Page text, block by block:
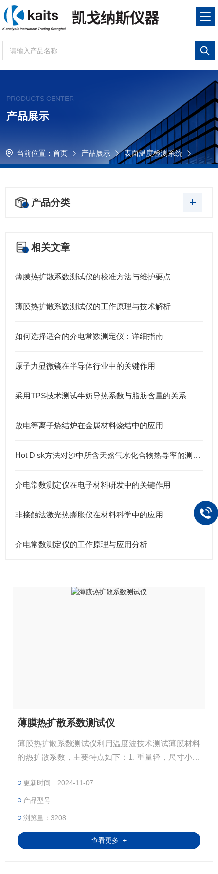
PRODUCTS CENTER
产品展示
当前位置： 首页 产品展示 表面温度检测系统
产品分类
相关文章
薄膜热扩散系数测试仪的校准方法与维护要点
薄膜热扩散系数测试仪的工作原理与技术解析
如何选择适合的介电常数测定仪：详细指南
原子力显微镜在半导体行业中的关键作用
采用TPS技术测试牛奶导热系数与脂肪含量的关系
放电等离子烧结炉在金属材料烧结中的应用
Hot Disk方法对沙中所含天然气水化合物热导率的测量及模型的建立
介电常数测定仪在电子材料研发中的关键作用
非接触法激光热膨胀仪在材料科学中的应用
介电常数测定仪的工作原理与应用分析
薄膜热扩散系数测试仪
薄膜热扩散系数测试仪利用温度波技术测试薄膜材料
的热扩散系数，主要特点如下：1. 重量轻，尺寸小；
样品，包括高分子材料、金属、陶瓷和液体；5. 高灵
敏度全数字锁相放大器；6. 无须前处理的快速测试方
更新时间：2024-11-07
产品型号：
浏览量：3208
查看更多 +